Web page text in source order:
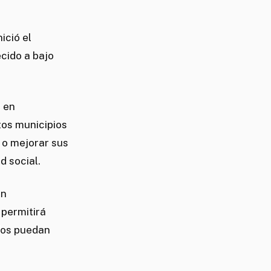
el
a bajo
en
municipios
mejorar sus
social.
puedan